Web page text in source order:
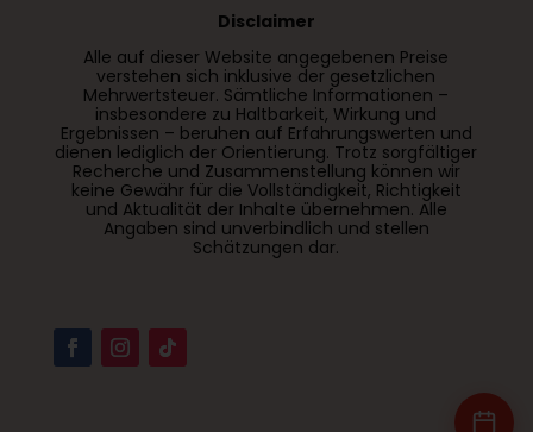
Disclaimer
Alle auf dieser Website angegebenen Preise
verstehen sich inklusive der gesetzlichen
Mehrwertsteuer. Sämtliche Informationen –
insbesondere zu Haltbarkeit, Wirkung und
Ergebnissen – beruhen auf Erfahrungswerten und
dienen lediglich der Orientierung. Trotz sorgfältiger
Recherche und Zusammenstellung können wir
keine Gewähr für die Vollständigkeit, Richtigkeit
und Aktualität der Inhalte übernehmen. Alle
Angaben sind unverbindlich und stellen
Schätzungen dar.